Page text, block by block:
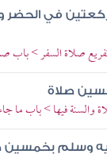
في الحضر
صلاة السفر > باب
صلاة
والسنة فيها > باب ما
وسلم